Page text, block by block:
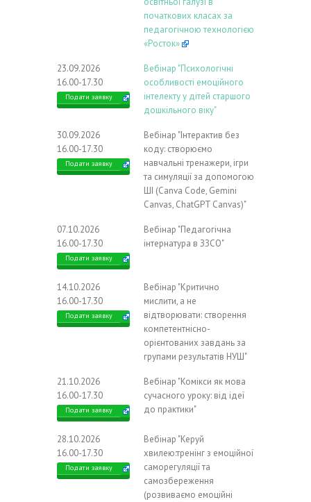
початкових класах за
педагогічною технологією
«Росток»
23.09.2026
16.00-17.30
Подати заявку
Вебінар "Психологічні
особливості емоційного
інтелекту у дітей старшого
дошкільного віку"
30.09.2026
16.00-17.30
Подати заявку
Вебінар "Інтерактив без
коду: створюємо
навчальні тренажери, ігри
та симуляції за допомогою
ШІ (Canva Code, Gemini
Canvas, ChatGPT Canvas)"
07.10.2026
16.00-17.30
Подати заявку
Вебінар "Педагогічна
інтернатура в ЗЗСО"
14.10.2026
16.00-17.30
Подати заявку
Вебінар "Критично
мислити, а не
відтворювати: створення
компетентнісно-
орієнтованих завдань за
групами результатів НУШ"
21.10.2026
16.00-17.30
Подати заявку
Вебінар "Комікси як мова
сучасного уроку: від ідеї
до практики"
28.10.2026
16.00-17.30
Подати заявку
Вебінар "Керуй
хвилею:тренінг з емоційної
саморегуляції та
самозбереження
(розвиваємо емоційні